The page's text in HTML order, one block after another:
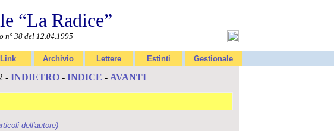
“La Radice”
n° 38 del 12.04.1995
Link Archivio Lettere Estinti Gestionale
- INDIETRO - INDICE - AVANTI
dell'autore)